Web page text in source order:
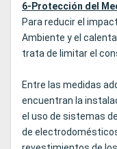
6-Protección del
Para reducir el
Ambiente y el
trata de limitar el
Entre las medidas
encuentran la
el uso de sistemas
de